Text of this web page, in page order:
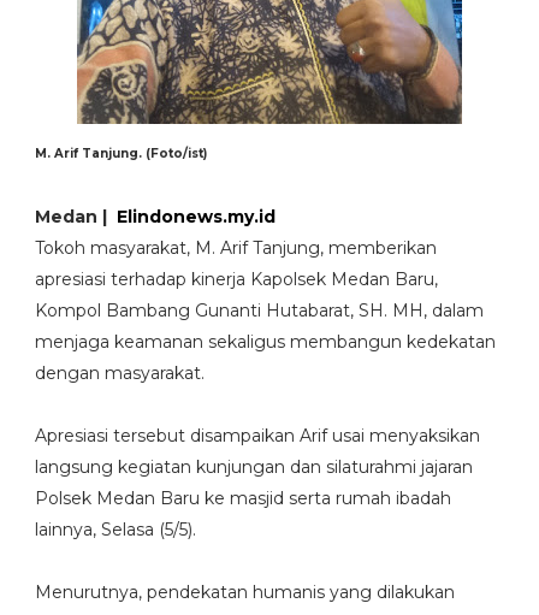
M. Arif Tanjung. (Foto/ist)
Medan | Elindonews.my.id
Tokoh masyarakat, M. Arif Tanjung, memberikan
apresiasi terhadap kinerja Kapolsek Medan Baru,
Kompol Bambang Gunanti Hutabarat, SH. MH, dalam
menjaga keamanan sekaligus membangun kedekatan
dengan masyarakat.
‎Apresiasi tersebut disampaikan Arif usai menyaksikan
langsung kegiatan kunjungan dan silaturahmi jajaran
Polsek Medan Baru ke masjid serta rumah ibadah
lainnya, Selasa (5/5).
‎Menurutnya, pendekatan humanis yang dilakukan